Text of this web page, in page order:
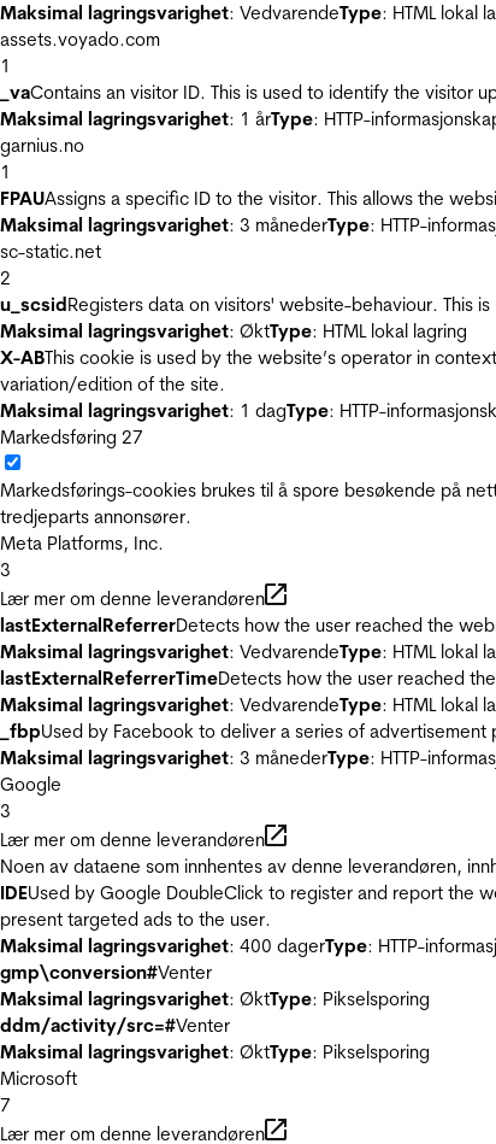
Maksimal lagringsvarighet: VedvarendeType: HTML lokal
assets.voyado.com
1
_vaContains an visitor ID. This is used to identify the visitor
Maksimal lagringsvarighet: 1 årType: HTTP-
garnius.no
1
FPAUAssigns a specific ID to the visitor. This allows the
Maksimal lagringsvarighet: 3 månederType: HTTP-
sc-static.net
2
u_scsidRegisters data on visitors' website-behaviour. This
Maksimal lagringsvarighet: ØktType: HTML lokal lagring
X-ABThis cookie is used by the website’s operator in
variation/edition of the site.
Maksimal lagringsvarighet: 1 dagType: HTTP-
Markedsføring 27
Markedsførings-cookies brukes til å spore besøkende på
tredjeparts annonsører.
Meta Platforms, Inc.
3
Lær mer om denne leverandøren
lastExternalReferrerDetects how the user reached the
Maksimal lagringsvarighet: VedvarendeType: HTML lokal
lastExternalReferrerTimeDetects how the user reached
Maksimal lagringsvarighet: VedvarendeType: HTML lokal
_fbpUsed by Facebook to deliver a series of
Maksimal lagringsvarighet: 3 månederType: HTTP-
Google
3
Lær mer om denne leverandøren
Noen av dataene som innhentes av denne leverandøren,
IDEUsed by Google DoubleClick to register and report the
present targeted ads to the user.
Maksimal lagringsvarighet: 400 dagerType: HTTP-
gmp\conversion#Venter
Maksimal lagringsvarighet: ØktType: Pikselsporing
ddm/activity/src=#Venter
Maksimal lagringsvarighet: ØktType: Pikselsporing
Microsoft
7
Lær mer om denne leverandøren